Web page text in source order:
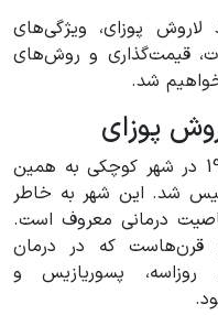
لاروش پوزای، ویژگی‌های
قیمت‌گذاری و روش‌های
شد.
پوزای
برند La Roche-Posay در سال 1975 در شهر کوچکی به همین
شد. این شهر به خاطر
درمانی معروف است.
قرن‌هاست که در درمان
روزاسه، پسوریازیس و